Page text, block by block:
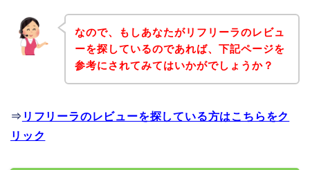
なので、もしあなたがリフリーラのレビュ
ーを探しているのであれば、下記ページを
参考にされてみてはいかがでしょうか？
⇒ リフリーラのレビューを探している方はこちらをク
リック